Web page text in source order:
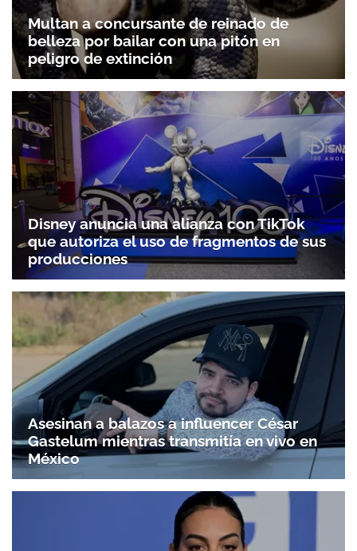
Multan a concursante de reinado de
belleza por bailar con una pitón en
peligro de extinción
Disney anuncia una alianza con TikTok
que autoriza el uso de fragmentos de sus
producciones
Asesinan a balazos a influencer César
Gastelum mientras transmitía en vivo en
México